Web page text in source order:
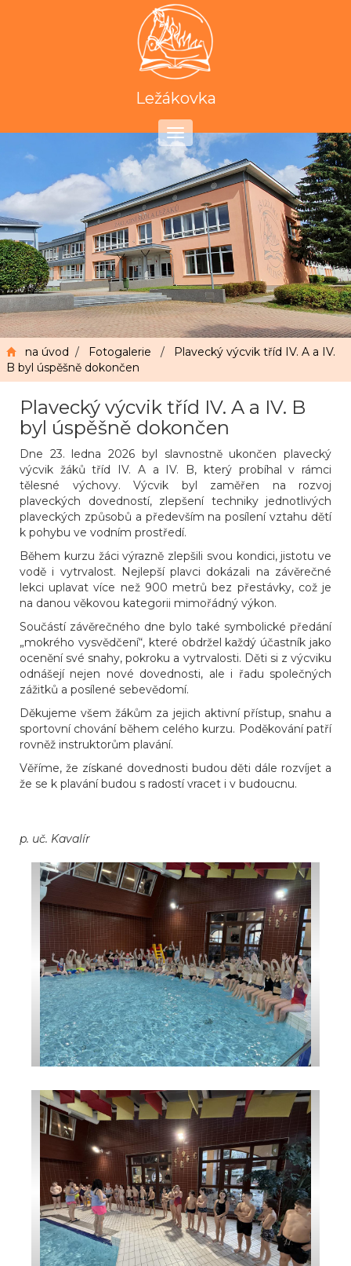
Ležákovka
Toggle
navigation
na úvod / Fotogalerie / Plavecký výcvik tříd IV. A a IV.
B byl úspěšně dokončen
Plavecký výcvik tříd IV. A a IV. B
byl úspěšně dokončen
Dne 23. ledna 2026 byl slavnostně ukončen plavecký
výcvik žáků tříd IV. A a IV. B, který probíhal v rámci
tělesné výchovy. Výcvik byl zaměřen na rozvoj
plaveckých dovedností, zlepšení techniky jednotlivých
plaveckých způsobů a především na posílení vztahu dětí
k pohybu ve vodním prostředí.
Během kurzu žáci výrazně zlepšili svou kondici, jistotu ve
vodě i vytrvalost. Nejlepší plavci dokázali na závěrečné
lekci uplavat více než 900 metrů bez přestávky, což je
na danou věkovou kategorii mimořádný výkon.
Součástí závěrečného dne bylo také symbolické předání
„mokrého vysvědčení“, které obdržel každý účastník jako
ocenění své snahy, pokroku a vytrvalosti. Děti si z výcviku
odnášejí nejen nové dovednosti, ale i řadu společných
zážitků a posílené sebevědomí.
Děkujeme všem žákům za jejich aktivní přístup, snahu a
sportovní chování během celého kurzu. Poděkování patří
rovněž instruktorům plavání.
Věříme, že získané dovednosti budou děti dále rozvíjet a
že se k plavání budou s radostí vracet i v budoucnu.
p. uč. Kavalír